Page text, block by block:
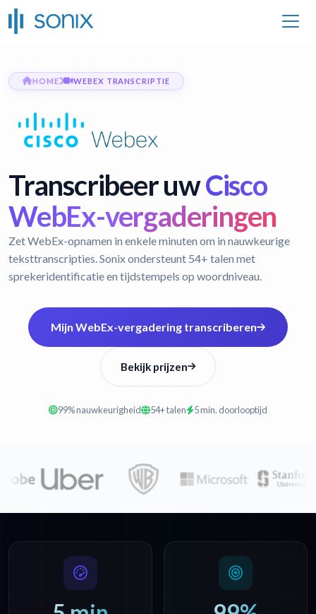
HOME WEBEX TRANSCRIPTIE
Transcribeer uwCisco
WebEx-vergaderingen
Zet WebEx-opnamen in enkele minuten om in nauwkeurige
teksttranscripties. Sonix ondersteunt 54+ talen met
sprekeridentificatie en tijdstempels op woordniveau.
Mijn WebEx-vergadering transcriberen
Bekijk prijzen
99% nauwkeurigheid 54+ talen 5 min. doorlooptijd